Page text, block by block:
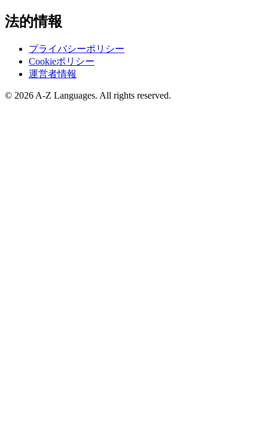
法的情報
プライバシーポリシー
Cookieポリシー
運営者情報
© 2026 A-Z Languages. All rights reserved.